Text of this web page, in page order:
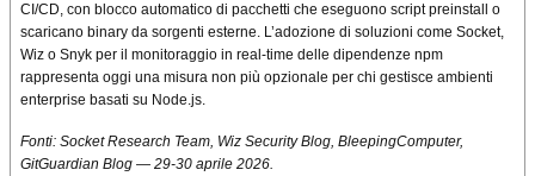
CI/CD, con blocco automatico di pacchetti che eseguono script preinstall o
scaricano binary da sorgenti esterne. L’adozione di soluzioni come Socket,
Wiz o Snyk per il monitoraggio in real-time delle dipendenze npm
rappresenta oggi una misura non più opzionale per chi gestisce ambienti
enterprise basati su Node.js.
Fonti: Socket Research Team, Wiz Security Blog, BleepingComputer,
GitGuardian Blog — 29-30 aprile 2026.